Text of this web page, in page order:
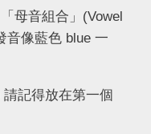
母音組合」(Vowel
音像藍色 blue 一
請記得放在第一個